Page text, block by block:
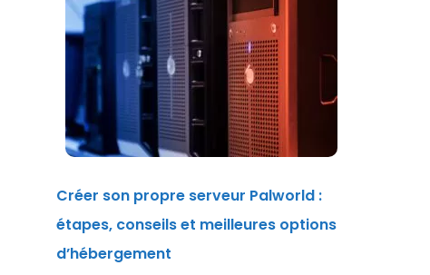
Créer son propre serveur Palworld :
étapes, conseils et meilleures options
d’hébergement